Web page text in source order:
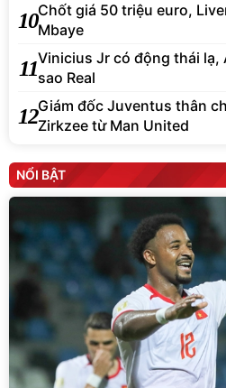
10Chốt giá 50 triệu euro,
Mbaye
11Vinicius Jr có động thái lạ,
sao Real
12Giám đốc Juventus thân
Zirkzee từ Man United
NỔI BẬT